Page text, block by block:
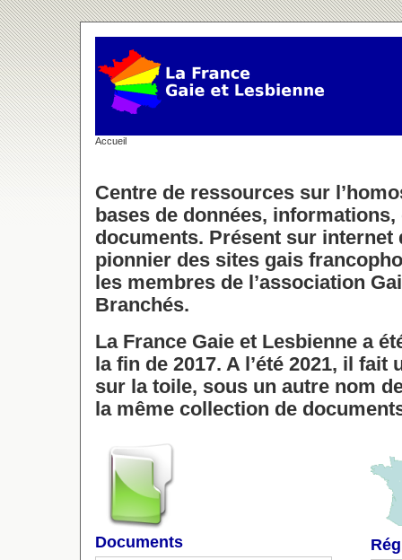
Accueil
Centre de ressources sur
bases de données,
documents. Présent sur internet
pionnier des sites gais
les membres de l’association
Branchés.
La France Gaie et Lesbienne a
la fin de 2017. A l’été 2021, il
sur la toile, sous un autre nom
la même collection de
Documents